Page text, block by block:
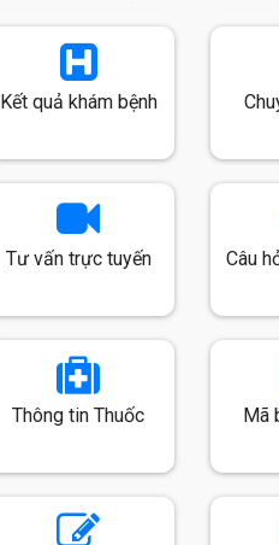
Kết quả khám bệnh
Tư vấn trực tuyến Câu
Thông tin Thuốc Mã